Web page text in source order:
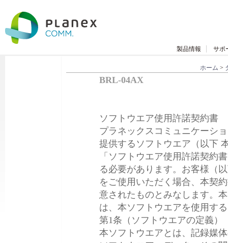
製品情報 サポ
ホーム >
BRL-04AX
ソフトウエア使用許諾契約書
プラネックスコミュニケーシ
提供するソフトウエア（以下
「ソフトウエア使用許諾契約
る必要があります。お客様（
をご使用いただく場合、本契
意されたものとみなします。
は、本ソフトウエアを使用す
第1条（ソフトウエアの定義）
本ソフトウエアとは、記録媒